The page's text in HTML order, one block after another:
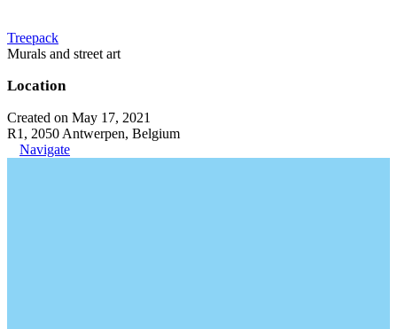
Treepack
Murals and street art
Location
Created on May 17, 2021
R1, 2050 Antwerpen, Belgium
Navigate